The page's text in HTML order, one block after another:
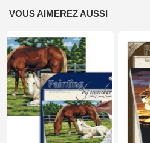
VOUS AIMEREZ AUSSI